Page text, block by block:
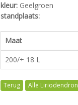
kleur: Geelgroen
standplaats:
Maat
200/+ 18 L
Alle Liriodendron